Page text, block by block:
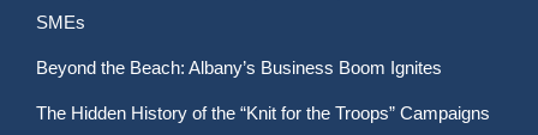
SMEs
Beyond the Beach: Albany’s Business Boom Ignites
The Hidden History of the “Knit for the Troops” Campaigns